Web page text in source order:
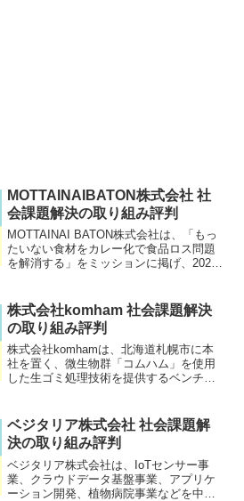
MOTTAINAIBATON株式会社 社
会課題解決の取り組み評判
MOTTAINAI BATON株式会社は、「もっ
たいない食材をカレー化で食品ロス問題
を解消する」をミッションに掲げ、2021
トルトカレーを食しているレトルトカレ
ー...
株式会社komham 社会課題解決
の取り組み評判
株式会社komhamは、北海道札幌市に本
社を置く、微生物群「コムハム」を使用
した生ゴミ処理技術を提供するベンチャ
の実現に努めています。2022年に経済産
業省北海道経済産...
ベジタリア株式会社 社会課題解
決の取り組み評判
ベジタリア株式会社は、IoTセンサー事
業、クラウドデータ基盤事業、アプリケ
ーション開発、植物病院事業などを中心